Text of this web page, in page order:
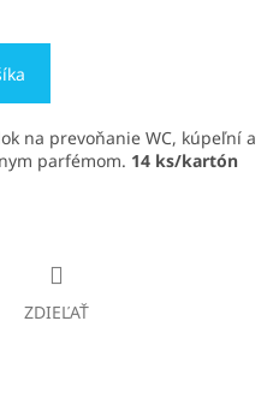
na prevoňanie WC, kúpeľní a
parfémom. 14 ks/kartón
ZDIEĽAŤ